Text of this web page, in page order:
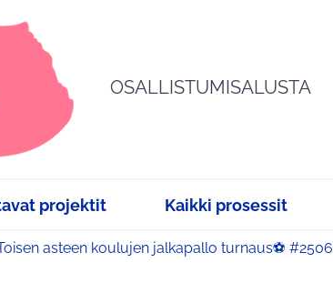
OSALLISTUMISALUSTA
projektit Kaikki prosessit
asteen koulujen jalkapallo turnaus⚽ #2506